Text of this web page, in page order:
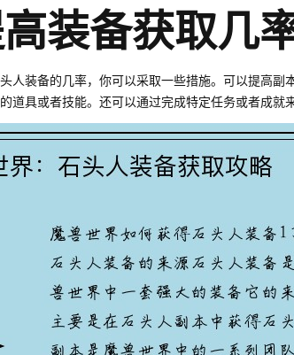
装备获取几
人装备的几率，你可以采取一些措施。可以提高
道具或者技能。还可以通过完成特定任务或者成就